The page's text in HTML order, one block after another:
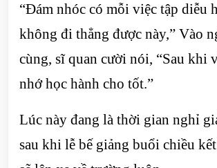
“Đám nhóc có mỗi việc tập diễu
không đi thẳng được này,” Vào
cùng, sĩ quan cười nói, “Sau khi
nhớ học hành cho tốt.”
Lúc này đang là thời gian nghỉ
sau khi lễ bế giảng buổi chiều